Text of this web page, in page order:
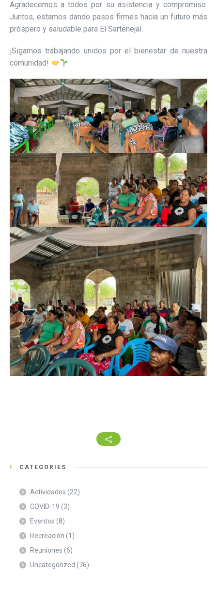
Agradecemos a todos por su asistencia y compromiso.
Juntos, estamos dando pasos firmes hacia un futuro más
próspero y saludable para El Sartenejal.
¡Sigamos trabajando unidos por el bienestar de nuestra
comunidad!
CATEGORIES
Actividades (22)
COVID-19 (3)
Eventos (8)
Recreación (1)
Reuniones (6)
Uncategorized (76)